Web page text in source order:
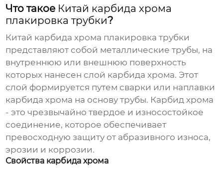
Что такое Китай карбида хрома
плакировка трубки?
Китай карбида хрома плакировка трубки
представляют собой металлические трубы, на
внутреннюю или внешнюю поверхность
которых нанесен слой карбида хрома. Этот
слой формируется путем сварки или наплавки
карбида хрома на основу трубы. Карбид хрома
- это чрезвычайно твердое и износостойкое
соединение, которое обеспечивает
превосходную защиту от абразивного износа,
эрозии и коррозии.
Свойства карбида хрома